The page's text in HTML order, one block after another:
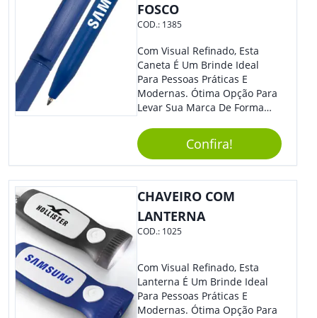
FOSCO
COD.: 1385
Com Visual Refinado, Esta
Caneta É Um Brinde Ideal
Para Pessoas Práticas E
Modernas. Ótima Opção Para
Levar Sua Marca De Forma
Sua Empresa Em Eventos,
Reuniões Corporativas Ou Até
Mesmo Para Presentear
Colaboradores.
Confira!
CHAVEIRO COM
LANTERNA
COD.: 1025
Com Visual Refinado, Esta
Lanterna É Um Brinde Ideal
Para Pessoas Práticas E
Modernas. Ótima Opção Para